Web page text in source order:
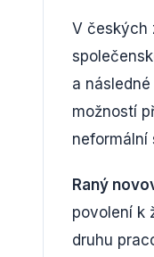
V českých
a
možností
neformální
Raný
povolení k
druhu